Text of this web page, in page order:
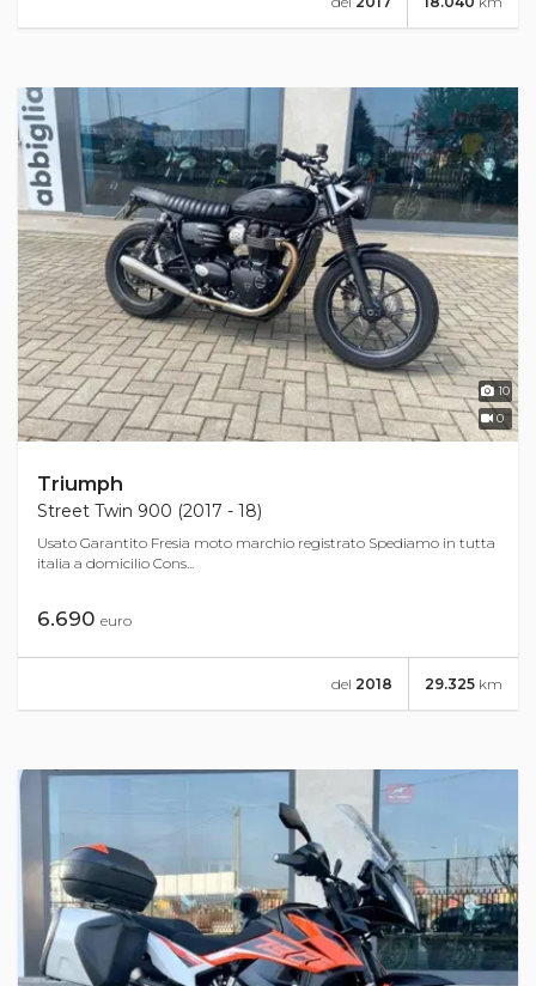
10
0
Triumph
Street Twin 900 (2017 - 18)
Usato Garantito Fresia moto marchio registrato Spediamo in tutta
italia a domicilio Cons...
6.690 euro
29.325 km
del 2018